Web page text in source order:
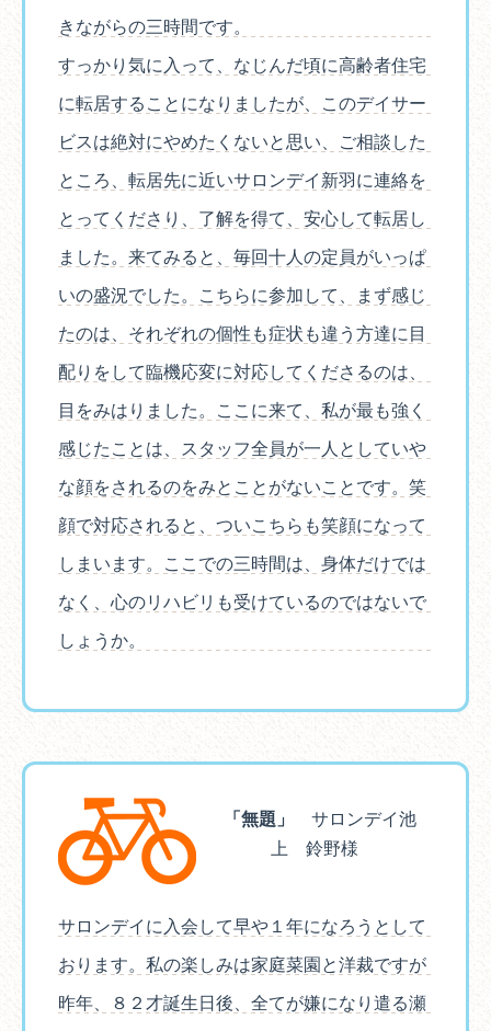
きながらの三時間です。
すっかり気に入って、なじんだ頃に高齢者住宅
に転居することになりましたが、このデイサー
ビスは絶対にやめたくないと思い、ご相談した
ところ、転居先に近いサロンデイ新羽に連絡を
とってくださり、了解を得て、安心して転居し
ました。来てみると、毎回十人の定員がいっぱ
いの盛況でした。こちらに参加して、まず感じ
たのは、それぞれの個性も症状も違う方達に目
配りをして臨機応変に対応してくださるのは、
目をみはりました。ここに来て、私が最も強く
感じたことは、スタッフ全員が一人としていや
な顔をされるのをみとことがないことです。笑
顔で対応されると、ついこちらも笑顔になって
しまいます。ここでの三時間は、身体だけでは
なく、心のリハビリも受けているのではないで
しょうか。
「無題」
サロンデイ池
上 鈴野様
サロンデイに入会して早や１年になろうとして
おります。私の楽しみは家庭菜園と洋裁ですが
昨年、８２才誕生日後、全てが嫌になり遣る瀬